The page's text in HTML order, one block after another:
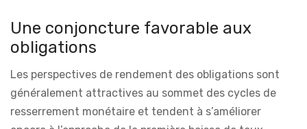
Une conjoncture favorable aux
obligations
Les perspectives de rendement des obligations sont
généralement attractives au sommet des cycles de
resserrement monétaire et tendent à s’améliorer